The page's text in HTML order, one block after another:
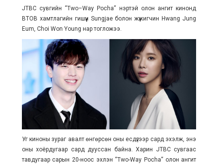
JTBC сувгийн “Two–Way Pocha” нэртэй олон ангит кинонд
BTOB хамтлагийн гишүүн Sungjae болон жүжигчин Hwang Jung
Eum, Choi Won Young нар тогложээ.
Уг киноны зураг авалт өнгөрсөн оны есдүгээр сард эхэлж, энэ
оны хоёрдугаар сард дууссан байна. Харин JTBC сувгаас
тавдугаар сарын 20-ноос эхлэн “Two-Way Pocha” олон ангит